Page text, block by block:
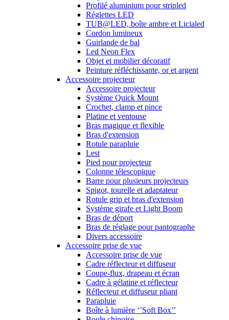
Profilé aluminium pour stripled
Réglettes LED
TUB@LED, boîte ambre et Licialed
Cordon lumineux
Guirlande de bal
Led Neon Flex
Objet et mobilier décoratif
Peinture réfléchissante, or et argent
Accessoire projecteur
Accessoire projecteur
Système Quick Mount
Crochet, clamp et pince
Platine et ventouse
Bras magique et flexible
Bras d'extension
Rotule parapluie
Lest
Pied pour projecteur
Colonne télescopique
Barre pour plusieurs projecteurs
Spigot, tourelle et adaptateur
Rotule grip et bras d'extension
Système girafe et Light Boom
Bras de déport
Bras de réglage pour pantographe
Divers accessoire
Accessoire prise de vue
Accessoire prise de vue
Cadre réflecteur et diffuseur
Coupe-flux, drapeau et écran
Cadre à gélatine et réflecteur
Réflecteur et diffuseur pliant
Parapluie
Boîte à lumière ‘’Soft Box’’